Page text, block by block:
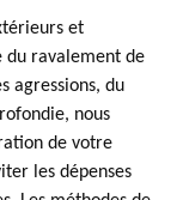
et
du ravalement de
agressions, du
nous
de votre
les dépenses